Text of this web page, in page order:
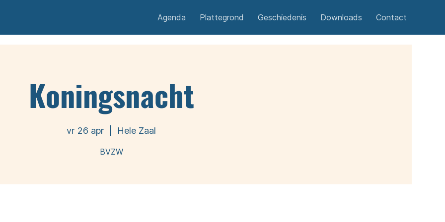
Agenda Plattegrond Geschiedenis Downloads Contact
Koningsnacht
vr 26 apr Hele Zaal
BVZW